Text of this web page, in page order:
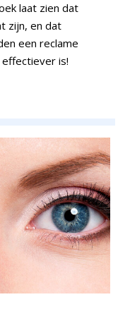
laat zien dat
zijn, en dat
een reclame
is!